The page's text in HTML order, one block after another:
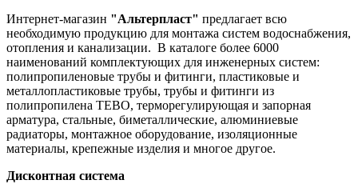
Интернет-магазин "Альтерпласт" предлагает всю
необходимую продукцию для монтажа систем водоснабжения,
отопления и канализации. В каталоге более 6000
наименований комплектующих для инженерных систем:
полипропиленовые трубы и фитинги, пластиковые и
металлопластиковые трубы, трубы и фитинги из
полипропилена TEBO, терморегулирующая и запорная
арматура, стальные, биметаллические, алюминиевые
радиаторы, монтажное оборудование, изоляционные
материалы, крепежные изделия и многое другое.
Дисконтная система